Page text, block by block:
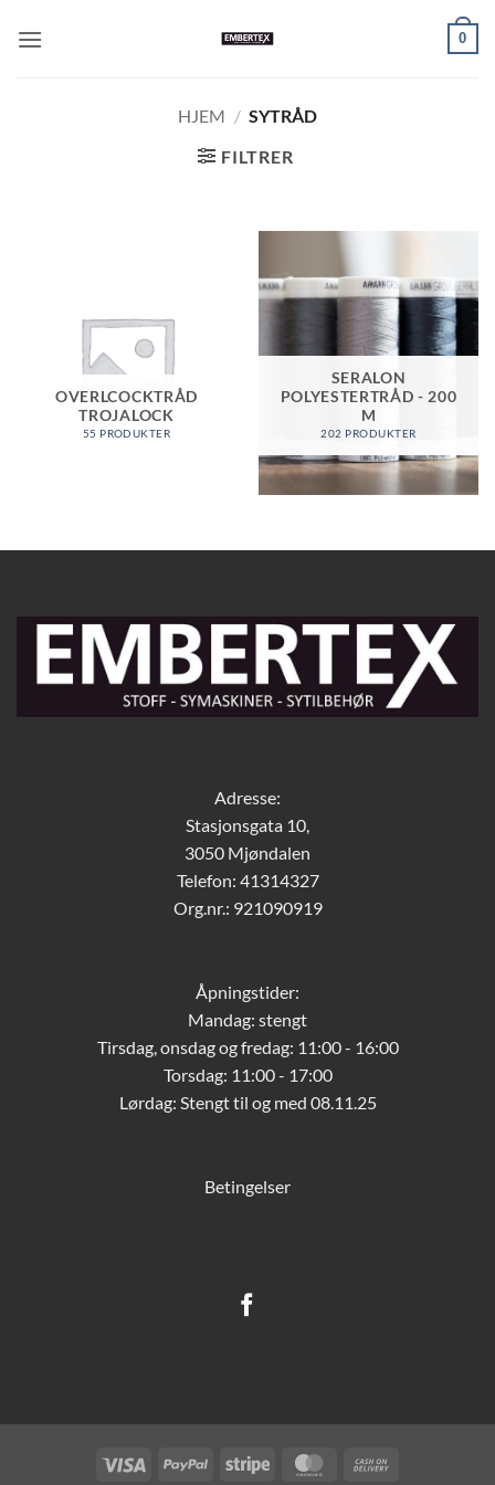
0
HJEM / SYTRÅD
FILTRER
OVERLCOCKTRÅD
TROJALOCK
55 PRODUKTER
SERALON
POLYESTERTRÅD - 200
M
202 PRODUKTER
Adresse:
Stasjonsgata 10,
3050 Mjøndalen
Telefon: 41314327
Org.nr.: 921090919
Åpningstider:
Mandag: stengt
Tirsdag, onsdag og fredag: 11:00 - 16:00
Torsdag: 11:00 - 17:00
Lørdag: Stengt til og med 08.11.25
Betingelser
Visa PayPal Stripe MasterCard